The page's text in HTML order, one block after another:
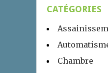
CATÉGORIES
Chambre